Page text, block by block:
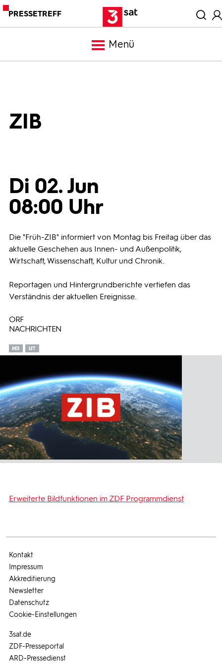
PRESSETREFF
Menü
Bilder
Programmwochen
ZIB
Di 02. Jun
08:00 Uhr
Die "Früh-ZIB" informiert von Montag bis Freitag über das
aktuelle Geschehen aus Innen- und Außenpolitik,
Wirtschaft, Wissenschaft, Kultur und Chronik.
Reportagen und Hintergrundberichte vertiefen das
Verständnis der aktuellen Ereignisse.
ORF
NACHRICHTEN
Erweiterte Bildfunktionen im ZDF Programmdienst
3sat.de
ZDF-Presseportal
ARD-Pressedienst
Kontakt
Impressum
Akkreditierung
Newsletter
Datenschutz
Cookie-Einstellungen